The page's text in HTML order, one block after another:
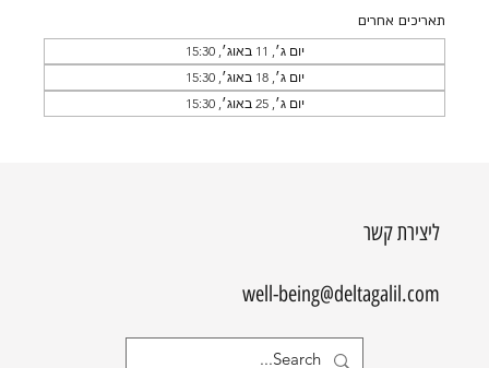
תאריכים אחרים
יום ג׳, 11 באוג׳, 15:30
יום ג׳, 18 באוג׳, 15:30
יום ג׳, 25 באוג׳, 15:30
ליצירת קשר
well-being@deltagalil.com